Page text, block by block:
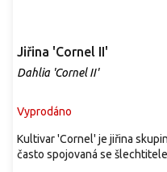
Jiřina 'Cornel II'
Dahlia 'Cornel II'
Vyprodáno
Kultivar 'Cornel' je jiřina
často spojovaná se